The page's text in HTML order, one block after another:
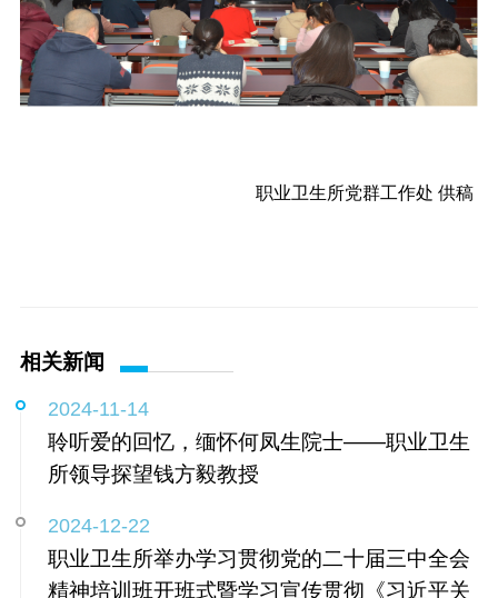
职业卫生所党群工作处 供稿
相关新闻
2024-11-14
聆听爱的回忆，缅怀何凤生院士——职业卫生
所领导探望钱方毅教授
2024-12-22
职业卫生所举办学习贯彻党的二十届三中全会
精神培训班开班式暨学习宣传贯彻《习近平关